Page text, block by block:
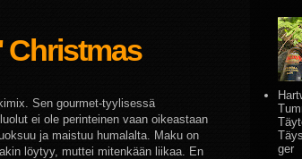
Christmas
Sen gourmet-tyylisessä
ei ole perinteinen vaan oikeastaan
ja maistuu humalalta. Maku on
löytyy, muttei mitenkään liikaa. En
ger